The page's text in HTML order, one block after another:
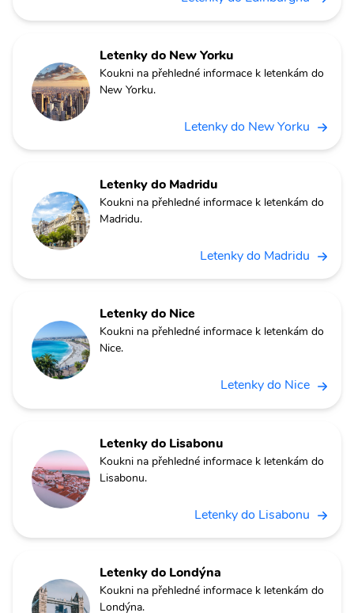
Letenky do New Yorku
Koukni na přehledné informace k letenkám do
New Yorku.
Letenky do New Yorku
Letenky do Madridu
Koukni na přehledné informace k letenkám do
Madridu.
Letenky do Madridu
Letenky do Nice
Koukni na přehledné informace k letenkám do
Nice.
Letenky do Nice
Letenky do Lisabonu
Koukni na přehledné informace k letenkám do
Lisabonu.
Letenky do Lisabonu
Letenky do Londýna
Koukni na přehledné informace k letenkám do
Londýna.